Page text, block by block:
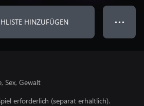
HINZUFÜGEN ● ● ●
Sex, Gewalt
erforderlich (separat erhältlich).